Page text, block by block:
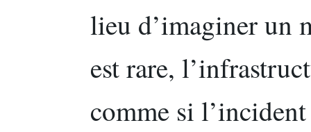
lieu d’imaginer un
est rare,
comme si